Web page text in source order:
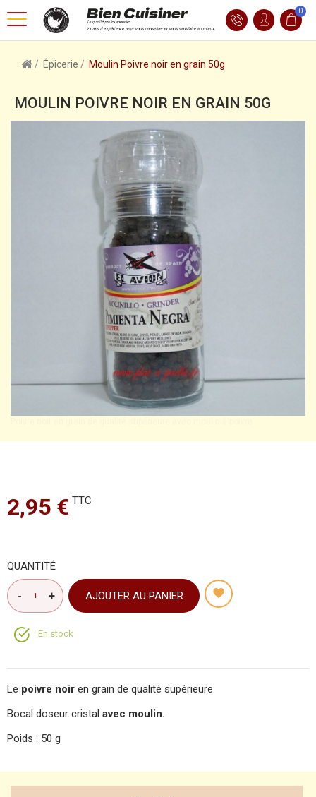
0
Épicerie Moulin Poivre noir en grain 50g
MOULIN POIVRE NOIR EN GRAIN 50G
2,95 € TTC
QUANTITÉ
AJOUTER AU PANIER
En stock
Le poivre noir en grain de qualité supérieure
Bocal doseur cristal avec moulin.
Poids : 50 g